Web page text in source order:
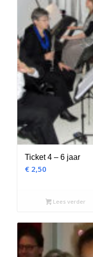
Ticket 4 – 6 jaar
€2,50
Lees verder